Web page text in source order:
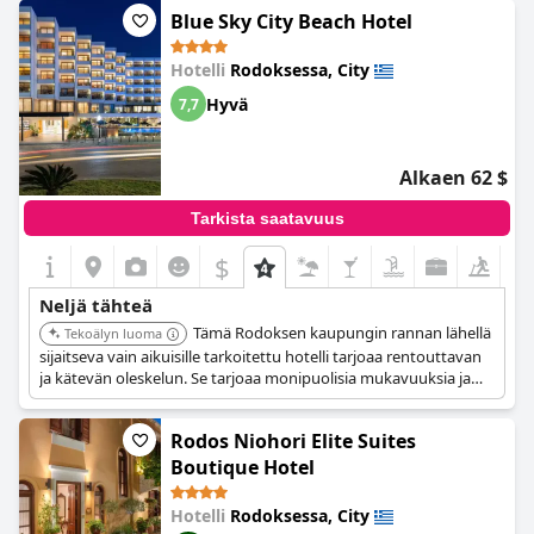
tutkimuspäivän jälkeen. Päivitä merinäköalahuoneeseen
saadaksesi lisää ylellisyyttä. Kaiken kaikkiaan
tarjoaa mukavan ja rauhallisen kokemuksen kaikille vieraille.
Blue Sky City Beach Hotel
Hotelli Rodoksessa, City
7,7 Hyvä
Alkaen 62 $
Tarkista saatavuus
$
Neljä tähteä
Tekoälyn luoma
Tämä Rodoksen kaupungin rannan lähellä
sijaitseva vain aikuisille tarkoitettu hotelli tarjoaa rentouttavan
ja kätevän oleskelun. Se tarjoaa monipuolisia mukavuuksia ja
modernin ilmapiirin. Hotellin erinomainen sijainti ja
keskittyminen aikuisiin vieraisiin tekevät siitä suositun valinnan.
Rodos Niohori Elite Suites
Boutique Hotel
Hotelli Rodoksessa, City